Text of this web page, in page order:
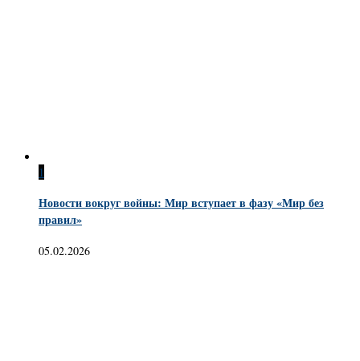
1
Новости вокруг войны: Мир вступает в фазу «Мир без
правил»
05.02.2026